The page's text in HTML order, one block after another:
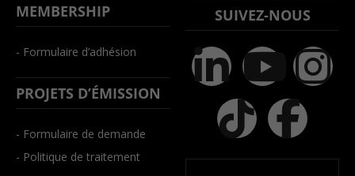
MEMBERSHIP
- Formulaire d’adhésion
PROJETS D’ÉMISSION
- Formulaire de demande
- Politique de traitement
SUIVEZ-NOUS